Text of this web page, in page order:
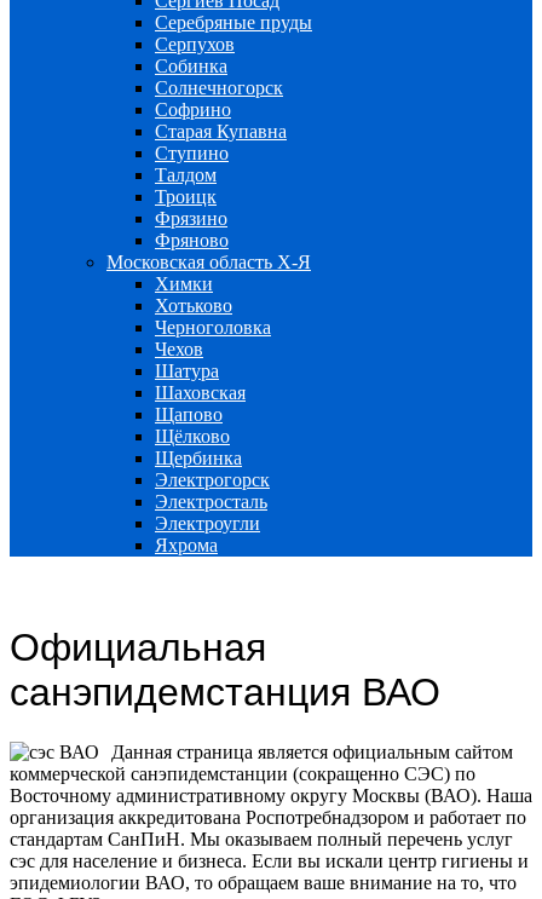
Серебряные пруды
Серпухов
Собинка
Солнечногорск
Софрино
Старая Купавна
Ступино
Талдом
Троицк
Фрязино
Фряново
Московская область Х-Я
Химки
Хотьково
Черноголовка
Чехов
Шатура
Шаховская
Щапово
Щёлково
Щербинка
Электрогорск
Электросталь
Электроугли
Яхрома
Официальная
санэпидемстанция ВАО
Данная страница является официальным сайтом
коммерческой санэпидемстанции (сокращенно СЭС) по
Восточному административному округу Москвы (ВАО). Наша
организация аккредитована Роспотребнадзором и работает по
стандартам СанПиН. Мы оказываем полный перечень услуг
сэс для население и бизнеса. Если вы искали центр гигиены и
эпидемиологии ВАО, то обращаем ваше внимание на то, что